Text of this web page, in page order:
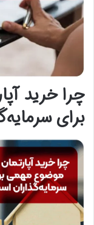
چرا خرید
برای